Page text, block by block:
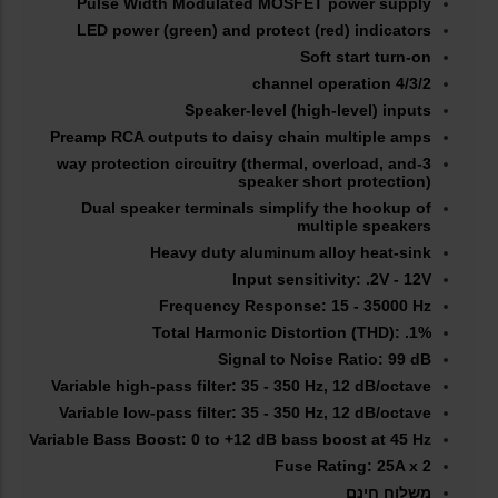
LED power (green) and protect (red) indicators
Soft start turn-on
4/3/2 channel operation
Speaker-level (high-level) inputs
Preamp RCA outputs to daisy chain multiple amps
3-way protection circuitry (thermal, overload, and
speaker short protection)
Dual speaker terminals simplify the hookup of
multiple speakers
Heavy duty aluminum alloy heat-sink
Input sensitivity: .2V - 12V
Frequency Response: 15 - 35000 Hz
Total Harmonic Distortion (THD): .1%
Signal to Noise Ratio: 99 dB
Variable high-pass filter: 35 - 350 Hz, 12 dB/octave
Variable low-pass filter: 35 - 350 Hz, 12 dB/octave
Variable Bass Boost: 0 to +12 dB bass boost at 45 Hz
Fuse Rating: 25A x 2
משלוח חינם